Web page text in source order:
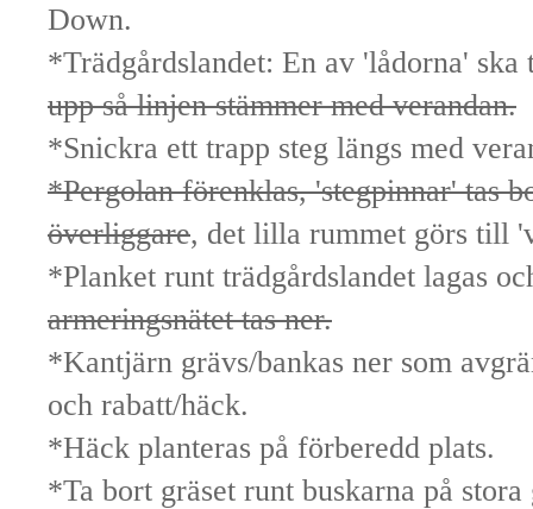
Down.
*Trädgårdslandet: En av 'lådorna'
upp så linjen stämmer med verandan.
*Snickra ett trapp steg längs med
*Pergolan förenklas, 'stegpinnar' tas
överliggare, det lilla rummet görs till
*Planket runt trädgårdslandet lagas
armeringsnätet tas ner.
*Kantjärn grävs/bankas ner som
och rabatt/häck.
*Häck planteras på förberedd plats.
*Ta bort gräset runt buskarna på